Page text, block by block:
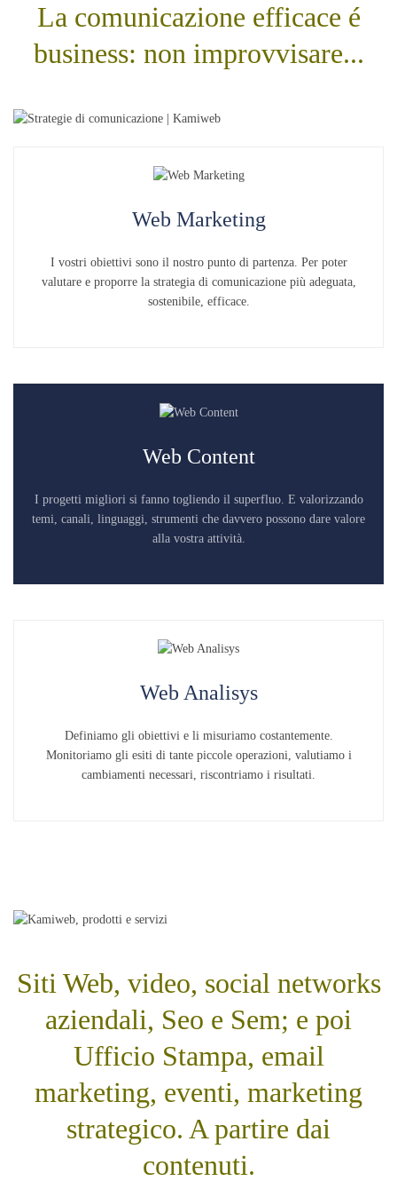
La comunicazione efficace é
business: non improvvisare...
Web Marketing
I vostri obiettivi sono il nostro punto di partenza. Per poter
valutare e proporre la strategia di comunicazione più adeguata,
sostenibile, efficace.
Web Content
I progetti migliori si fanno togliendo il superfluo. E valorizzando
temi, canali, linguaggi, strumenti che davvero possono dare valore
alla vostra attività.
Web Analisys
Definiamo gli obiettivi e li misuriamo costantemente.
Monitoriamo gli esiti di tante piccole operazioni, valutiamo i
cambiamenti necessari, riscontriamo i risultati.
Siti Web, video, social networks
aziendali, Seo e Sem; e poi
Ufficio Stampa, email
marketing, eventi, marketing
strategico. A partire dai
contenuti.